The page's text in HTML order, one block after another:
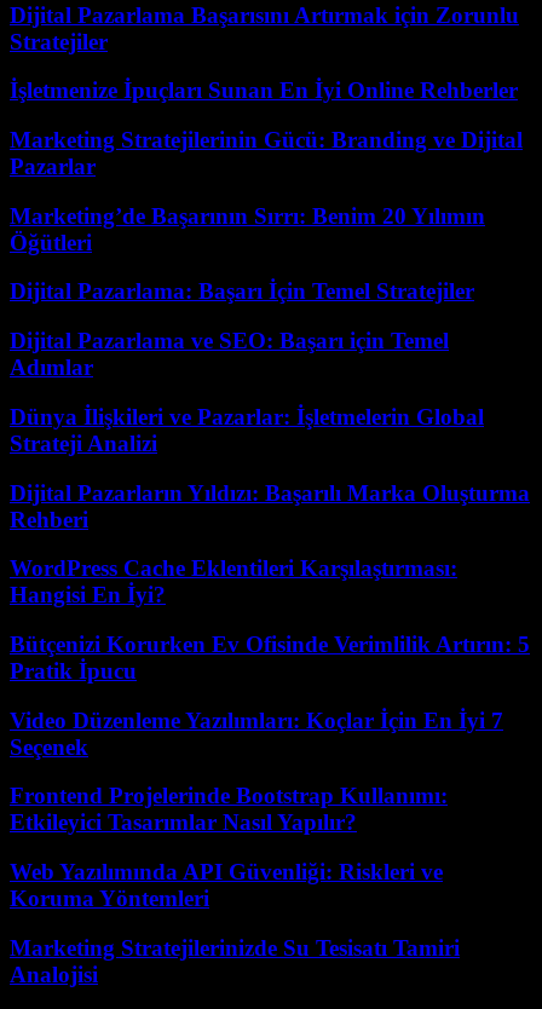
Dijital Pazarlama Başarısını Artırmak için Zorunlu
Stratejiler
İşletmenize İpuçları Sunan En İyi Online Rehberler
Marketing Stratejilerinin Gücü: Branding ve Dijital
Pazarlar
Marketing’de Başarının Sırrı: Benim 20 Yılımın
Öğütleri
Dijital Pazarlama: Başarı İçin Temel Stratejiler
Dijital Pazarlama ve SEO: Başarı için Temel
Adımlar
Dünya İlişkileri ve Pazarlar: İşletmelerin Global
Strateji Analizi
Dijital Pazarların Yıldızı: Başarılı Marka Oluşturma
Rehberi
WordPress Cache Eklentileri Karşılaştırması:
Hangisi En İyi?
Bütçenizi Korurken Ev Ofisinde Verimlilik Artırın: 5
Pratik İpucu
Video Düzenleme Yazılımları: Koçlar İçin En İyi 7
Seçenek
Frontend Projelerinde Bootstrap Kullanımı:
Etkileyici Tasarımlar Nasıl Yapılır?
Web Yazılımında API Güvenliği: Riskleri ve
Koruma Yöntemleri
Marketing Stratejilerinizde Su Tesisatı Tamiri
Analojisi